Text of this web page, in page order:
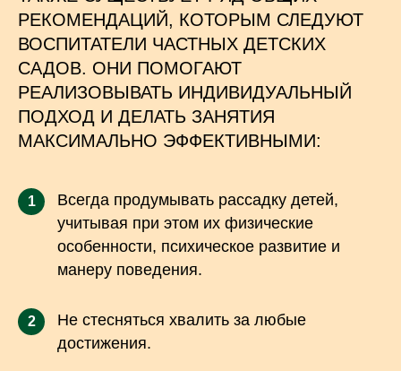
РЕКОМЕНДАЦИЙ, КОТОРЫМ СЛЕДУЮТ
ВОСПИТАТЕЛИ ЧАСТНЫХ ДЕТСКИХ
САДОВ. ОНИ ПОМОГАЮТ
РЕАЛИЗОВЫВАТЬ ИНДИВИДУАЛЬНЫЙ
ПОДХОД И ДЕЛАТЬ ЗАНЯТИЯ
МАКСИМАЛЬНО ЭФФЕКТИВНЫМИ:
1
Всегда продумывать рассадку детей,
учитывая при этом их физические
особенности, психическое развитие и
манеру поведения.
2
Не стесняться хвалить за любые
достижения.